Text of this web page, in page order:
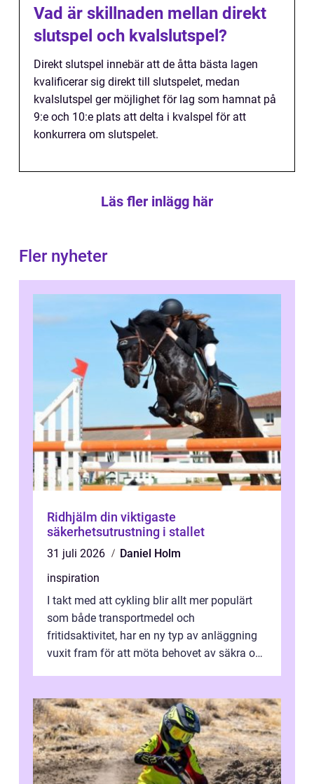
Vad är skillnaden mellan direkt
slutspel och kvalslutspel?
Direkt slutspel innebär att de åtta bästa lagen
kvalificerar sig direkt till slutspelet, medan
kvalslutspel ger möjlighet för lag som hamnat på
9:e och 10:e plats att delta i kvalspel för att
konkurrera om slutspelet.
Läs fler inlägg här
Fler nyheter
Ridhjälm din viktigaste
säkerhetsutrustning i stallet
31 juli 2026
Daniel Holm
inspiration
I takt med att cykling blir allt mer populärt
som både transportmedel och
fritidsaktivitet, har en ny typ av anläggning
vuxit fram för att möta behovet av säkra och